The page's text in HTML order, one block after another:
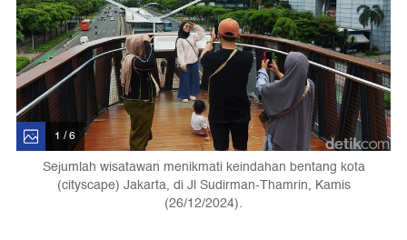
1 / 6
Sejumlah wisatawan menikmati keindahan bentang kota
(cityscape) Jakarta, di Jl Sudirman-Thamrin, Kamis
(26/12/2024).